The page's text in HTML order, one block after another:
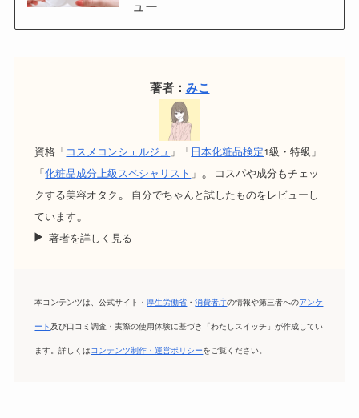
ュー
著者： みこ
資格「 コスメコンシェルジュ 」「 日本化粧品検定1級・特級」
「化粧品成分上級スペシャリスト 」 。 コスパや成分もチェッ
クする美容オタク 。 自分でちゃんと試したものをレビューし
ています。
著者を詳しく見る
本コンテンツは、公式サイト・ 厚生労働省 ・消費者庁の情報や第三者へのアンケ
ート及び口コミ調査・実際の使用体験に基づき「わたしスイッチ」が作成してい
ます。詳しくはコンテンツ制作・運営ポリシーをご覧ください。